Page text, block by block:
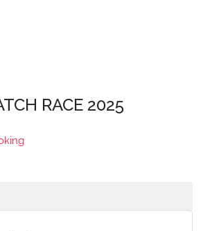
RACE 2025